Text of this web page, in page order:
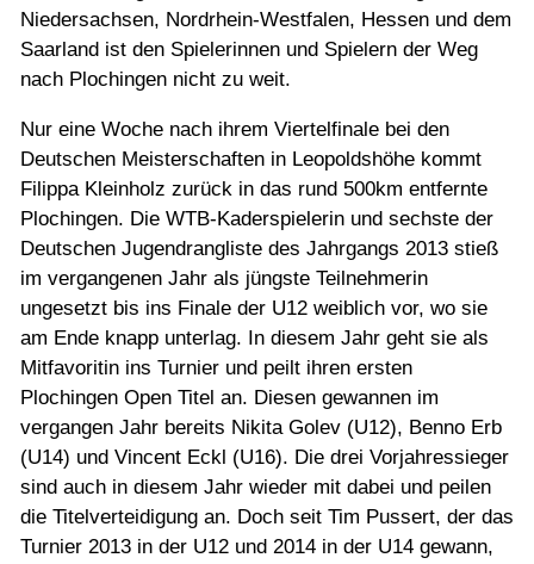
Niedersachsen, Nordrhein-Westfalen, Hessen und dem
Saarland ist den Spielerinnen und Spielern der Weg
nach Plochingen nicht zu weit.
Nur eine Woche nach ihrem Viertelfinale bei den
Deutschen Meisterschaften in Leopoldshöhe kommt
Filippa Kleinholz zurück in das rund 500km entfernte
Plochingen. Die WTB-Kaderspielerin und sechste der
Deutschen Jugendrangliste des Jahrgangs 2013 stieß
im vergangenen Jahr als jüngste Teilnehmerin
ungesetzt bis ins Finale der U12 weiblich vor, wo sie
am Ende knapp unterlag. In diesem Jahr geht sie als
Mitfavoritin ins Turnier und peilt ihren ersten
Plochingen Open Titel an. Diesen gewannen im
vergangen Jahr bereits Nikita Golev (U12), Benno Erb
(U14) und Vincent Eckl (U16). Die drei Vorjahressieger
sind auch in diesem Jahr wieder mit dabei und peilen
die Titelverteidigung an. Doch seit Tim Pussert, der das
Turnier 2013 in der U12 und 2014 in der U14 gewann,